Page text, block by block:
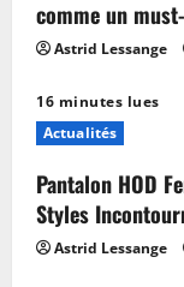
comme un
Astrid Lessange
16 minutes lues
Actualités
Pantalon HOD
Styles
Astrid Lessange